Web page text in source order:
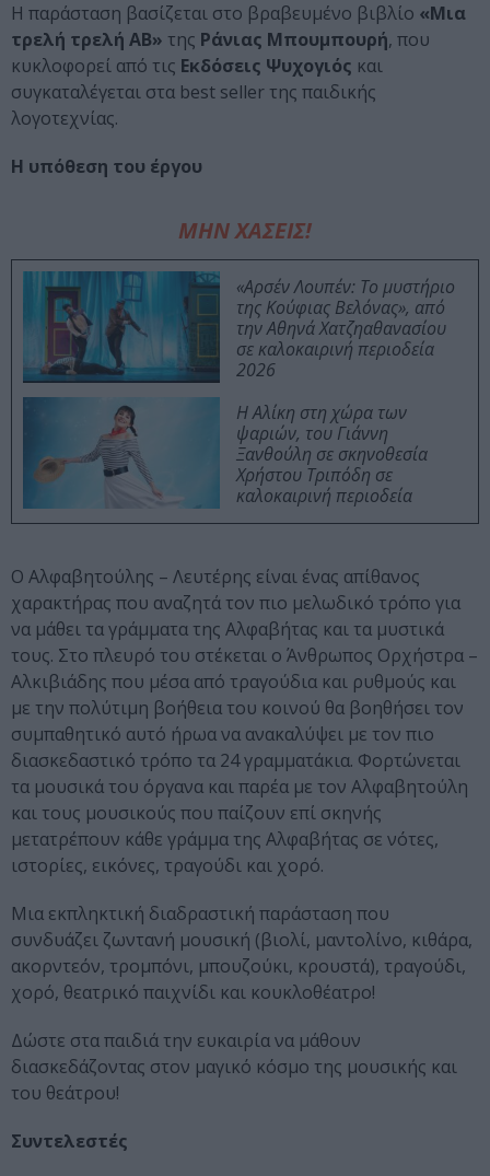
Η παράσταση βασίζεται στο βραβευμένο βιβλίο «Μια
τρελή τρελή ΑΒ» της Ράνιας Μπουμπουρή, που
κυκλοφορεί από τις Εκδόσεις Ψυχογιός και
συγκαταλέγεται στα best seller της παιδικής
λογοτεχνίας.
Η υπόθεση του έργου
ΜΗΝ ΧΑΣΕΙΣ!
«Αρσέν Λουπέν: Το μυστήριο
της Κούφιας Βελόνας», από
την Αθηνά Χατζηαθανασίου
σε καλοκαιρινή περιοδεία
2026
Η Αλίκη στη χώρα των
ψαριών, του Γιάννη
Ξανθούλη σε σκηνοθεσία
Χρήστου Τριπόδη σε
καλοκαιρινή περιοδεία
Ο Αλφαβητούλης – Λευτέρης είναι ένας απίθανος
χαρακτήρας που αναζητά τον πιο μελωδικό τρόπο για
να μάθει τα γράμματα της Αλφαβήτας και τα μυστικά
τους. Στο πλευρό του στέκεται ο Άνθρωπος Ορχήστρα –
Αλκιβιάδης που μέσα από τραγούδια και ρυθμούς και
με την πολύτιμη βοήθεια του κοινού θα βοηθήσει τον
συμπαθητικό αυτό ήρωα να ανακαλύψει με τον πιο
διασκεδαστικό τρόπο τα 24 γραμματάκια. Φορτώνεται
τα μουσικά του όργανα και παρέα με τον Αλφαβητούλη
και τους μουσικούς που παίζουν επί σκηνής
μετατρέπουν κάθε γράμμα της Αλφαβήτας σε νότες,
ιστορίες, εικόνες, τραγούδι και χορό.
Μια εκπληκτική διαδραστική παράσταση που
συνδυάζει ζωντανή μουσική (βιολί, μαντολίνο, κιθάρα,
ακορντεόν, τρομπόνι, μπουζούκι, κρουστά), τραγούδι,
χορό, θεατρικό παιχνίδι και κουκλοθέατρο!
Δώστε στα παιδιά την ευκαιρία να μάθουν
διασκεδάζοντας στον μαγικό κόσμο της μουσικής και
του θεάτρου!
Συντελεστές